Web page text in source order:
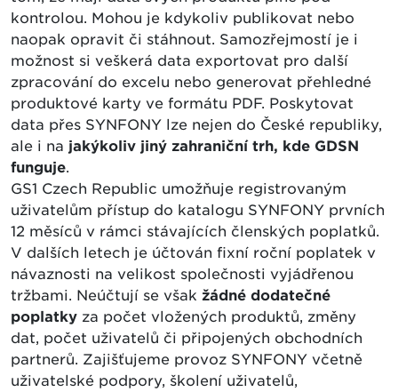
kontrolou. Mohou je kdykoliv publikovat nebo
naopak opravit či stáhnout. Samozřejmostí je i
možnost si veškerá data exportovat pro další
zpracování do excelu nebo generovat přehledné
produktové karty ve formátu PDF. Poskytovat
data přes SYNFONY lze nejen do České republiky,
ale i na jakýkoliv jiný zahraniční trh, kde GDSN
funguje.
GS1 Czech Republic umožňuje registrovaným
uživatelům přístup do katalogu SYNFONY prvních
12 měsíců v rámci stávajících členských poplatků.
V dalších letech je účtován fixní roční poplatek v
návaznosti na velikost společnosti vyjádřenou
tržbami. Neúčtují se však žádné dodatečné
poplatky za počet vložených produktů, změny
dat, počet uživatelů či připojených obchodních
partnerů. Zajišťujeme provoz SYNFONY včetně
uživatelské podpory, školení uživatelů,